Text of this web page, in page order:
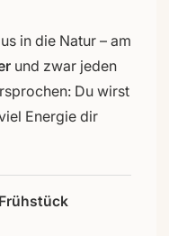
in die Natur – am
und zwar jeden
Du wirst
Energie dir